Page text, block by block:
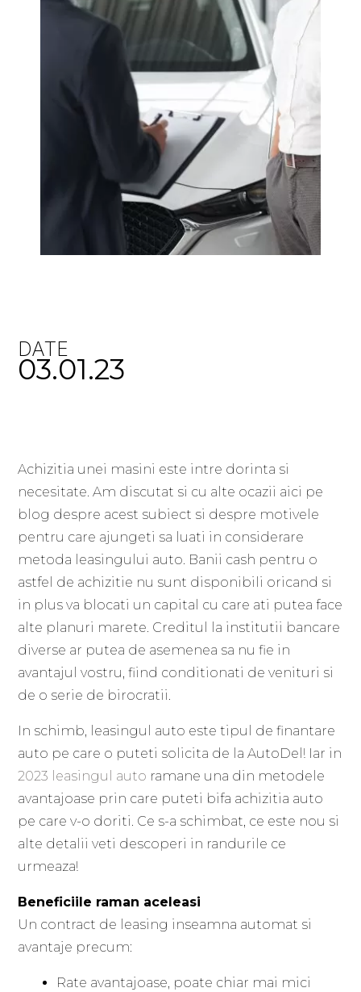
DATE
03.01.23
Achizitia unei masini este intre dorinta si
necesitate. Am discutat si cu alte ocazii aici pe
blog despre acest subiect si despre motivele
pentru care ajungeti sa luati in considerare
metoda leasingului auto. Banii cash pentru o
astfel de achizitie nu sunt disponibili oricand si
in plus va blocati un capital cu care ati putea face
alte planuri marete. Creditul la institutii bancare
diverse ar putea de asemenea sa nu fie in
avantajul vostru, fiind conditionati de venituri si
de o serie de birocratii.
In schimb, leasingul auto este tipul de finantare
auto pe care o puteti solicita de la AutoDel! Iar in
2023 leasingul auto ramane una din metodele
avantajoase prin care puteti bifa achizitia auto
pe care v-o doriti. Ce s-a schimbat, ce este nou si
alte detalii veti descoperi in randurile ce
urmeaza!
Beneficiile raman aceleasi
Un contract de leasing inseamna automat si
avantaje precum:
Rate avantajoase, poate chiar mai mici